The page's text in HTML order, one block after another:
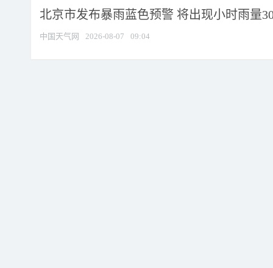
北京市发布暴雨蓝色预警 将出现小时雨量
中国天气网 2026-08-07 09:04